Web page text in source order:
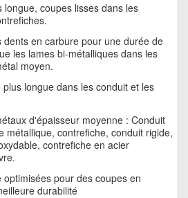
longue, coupes lisses dans les
dents en carbure pour une durée de
les lames bi-métalliques dans les
moyen.​
longue dans les conduit et les
d'épaisseur moyenne : Conduit
métallique, contrefiche, conduit rigide,
contrefiche en acier
optimisées pour des coupes en
durabilité